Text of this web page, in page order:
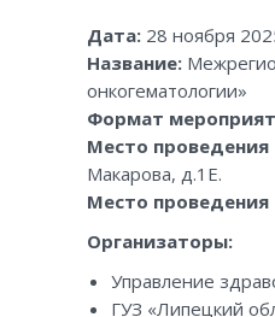
Дата: 28 ноября
Название:
онкогематологии»
Формат
Место проведения
Макарова, д.1Е.
Место проведения
Организаторы:
Управление
ГУЗ «Липецкий